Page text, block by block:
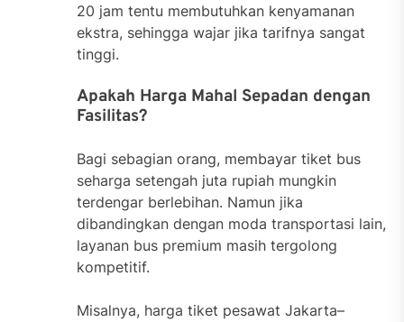
20 jam tentu membutuhkan kenyamanan
ekstra, sehingga wajar jika tarifnya sangat
tinggi.
Apakah Harga Mahal Sepadan dengan
Fasilitas?
Bagi sebagian orang, membayar tiket bus
seharga setengah juta rupiah mungkin
terdengar berlebihan. Namun jika
dibandingkan dengan moda transportasi lain,
layanan bus premium masih tergolong
kompetitif.
Misalnya, harga tiket pesawat Jakarta–